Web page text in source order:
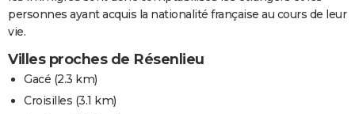
personnes ayant acquis la nationalité française au cours de leur
vie.
Villes proches de Résenlieu
Gacé (2.3 km)
Croisilles (3.1 km)